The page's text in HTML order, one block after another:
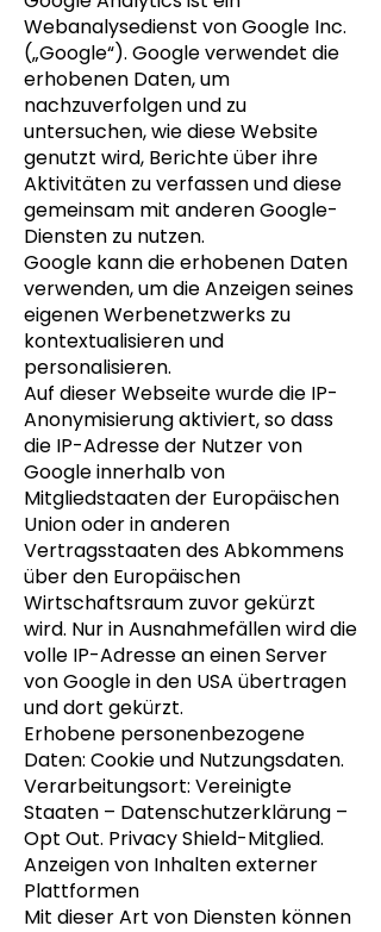
Webanalysedienst von Google Inc.
(„Google“). Google verwendet die
erhobenen Daten, um
nachzuverfolgen und zu
untersuchen, wie diese Website
genutzt wird, Berichte über ihre
Aktivitäten zu verfassen und diese
gemeinsam mit anderen Google-
Diensten zu nutzen.
Google kann die erhobenen Daten
verwenden, um die Anzeigen seines
eigenen Werbenetzwerks zu
kontextualisieren und
personalisieren.
Auf dieser Webseite wurde die IP-
Anonymisierung aktiviert, so dass
die IP-Adresse der Nutzer von
Google innerhalb von
Mitgliedstaaten der Europäischen
Union oder in anderen
Vertragsstaaten des Abkommens
über den Europäischen
Wirtschaftsraum zuvor gekürzt
wird. Nur in Ausnahmefällen wird die
volle IP-Adresse an einen Server
von Google in den USA übertragen
und dort gekürzt.
Erhobene personenbezogene
Daten: Cookie und Nutzungsdaten.
Verarbeitungsort: Vereinigte
Staaten – Datenschutzerklärung –
Opt Out. Privacy Shield-Mitglied.
Anzeigen von Inhalten externer
Plattformen
Mit dieser Art von Diensten können